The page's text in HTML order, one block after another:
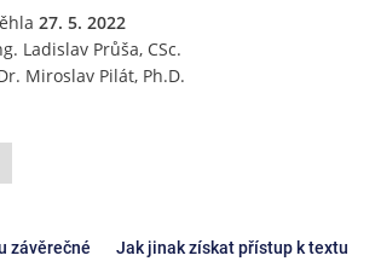
27. 5. 2022
Ladislav Průša, CSc.
Miroslav Pilát, Ph.D.
závěrečné
Jak jinak získat přístup k textu